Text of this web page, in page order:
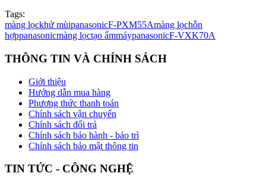
Tags:
màng lọckhử mùipanasonicF-PXM55Amàng lọchỗn
hợppanasonicmàng lọctạo ẩmmáypanasonicF-VXK70A
THÔNG TIN VÀ CHÍNH SÁCH
Giới thiệu
Hướng dẫn mua hàng
Phương thức thanh toán
Chính sách vận chuyển
Chính sách đổi trả
Chính sách bảo hành - bảo trì
Chính sách bảo mật thông tin
TIN TỨC - CÔNG NGHỆ